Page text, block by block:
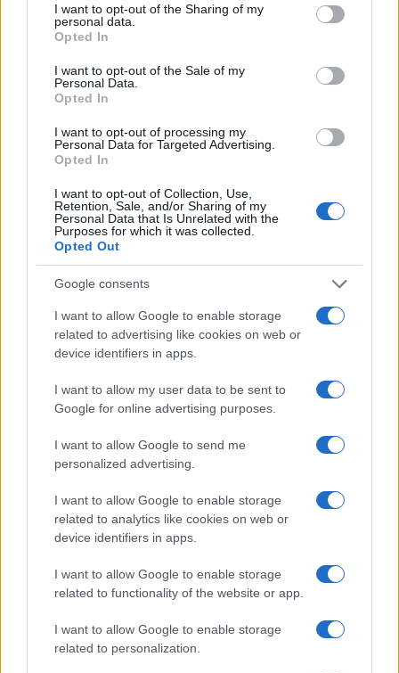
not limited to your visit or usage behaviour. You may click to
grant or deny consent to Google and its third-party tags to
use your data for below specified purposes in below Google
consent section.
I want to opt-out of the Sharing of my
personal data.
Opted In
I want to opt-out of the Sale of my
Personal Data.
Opted In
I want to opt-out of processing my
Personal Data for Targeted Advertising.
Opted In
I want to opt-out of Collection, Use,
Retention, Sale, and/or Sharing of my
Personal Data that Is Unrelated with the
Purposes for which it was collected.
Opted Out
Google consents
I want to allow Google to enable storage
related to advertising like cookies on web or
device identifiers in apps.
I want to allow my user data to be sent to
Google for online advertising purposes.
I want to allow Google to send me
personalized advertising.
I want to allow Google to enable storage
related to analytics like cookies on web or
device identifiers in apps.
I want to allow Google to enable storage
related to functionality of the website or app.
I want to allow Google to enable storage
related to personalization.
Continua a leggere
NERD NEWS
Malescomics 2026: eventi, ospiti e attività in Valle